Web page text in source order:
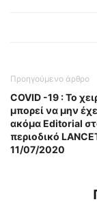
Προηγούμενο άρθρο
COVID -19 : Το
μπορεί να μην
ακόμα Editorial
περιοδικό
11/07/2020